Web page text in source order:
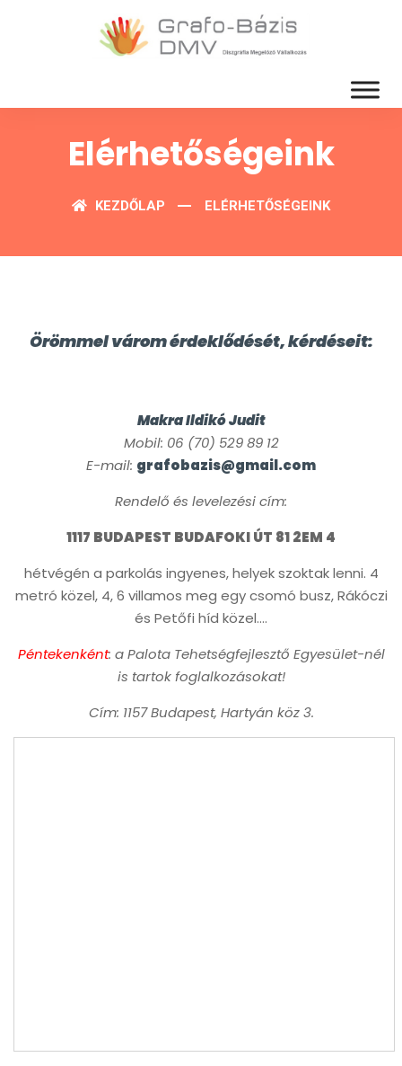
Elérhetőségeink
KEZDŐLAP ELÉRHETŐSÉGEINK
Örömmel várom érdeklődését, kérdéseit:
Makra Ildikó Judit
Mobil: 06 (70) 529 89 12
E-mail: grafobazis@gmail.com
Rendelő és levelezési cím:
1117 BUDAPEST BUDAFOKI ÚT 81 2EM 4
hétvégén a parkolás ingyenes, helyek szoktak lenni. 4
metró közel, 4, 6 villamos meg egy csomó busz, Rákóczi
és Petőfi híd közel….
Péntekenként: a Palota Tehetségfejlesztő Egyesület-nél
is tartok foglalkozásokat!
Cím: 1157 Budapest, Hartyán köz 3.